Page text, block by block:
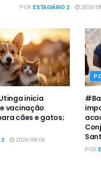
POR ESTAGIÁRIO 2 2026/
inicia
vacinação
cães e gatos;
2026/08/06
POR